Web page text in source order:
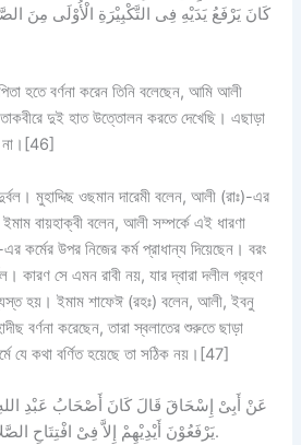
كَانَ يَرْفَعُ يَدَيْهِ فِى التَّكْبِيْرَةِ الْأُوْلَى مِنَ
হতে বর্ণনা করেন তিনি বলেছেন, আমি আলী
দুই হাত উত্তোলন করতে দেখেছি। এছাড়া
। মুহাদ্দিছ ওছমান দারেমী বলেন, আলী (রাঃ)-এর
ইমাম বায়হাক্বী বলেন, আলী সম্পর্কে এই ধারণা
কারণ সে এমন রাবী নয়, যার দ্বারা দলীল গ্রহণ
হয়। ইমাম শাফেঈ (রহঃ) বলেন, আলী, ইবনু
বর্ণনা করেছেন, তারা স্বলাতের শুরুতে ছাড়া
যে কথা বর্ণিত হয়েছে তা সঠিক নয়।[47]
يَرْفَعُوْنَ أَيْدِيْهِمْ إِلاَّ فِىْ افْتِتَاحِ الصَّلاَةِ قَالَ وَكِيْعٌ ثُمَّ لاَ يَعُوْدُوْنَ.